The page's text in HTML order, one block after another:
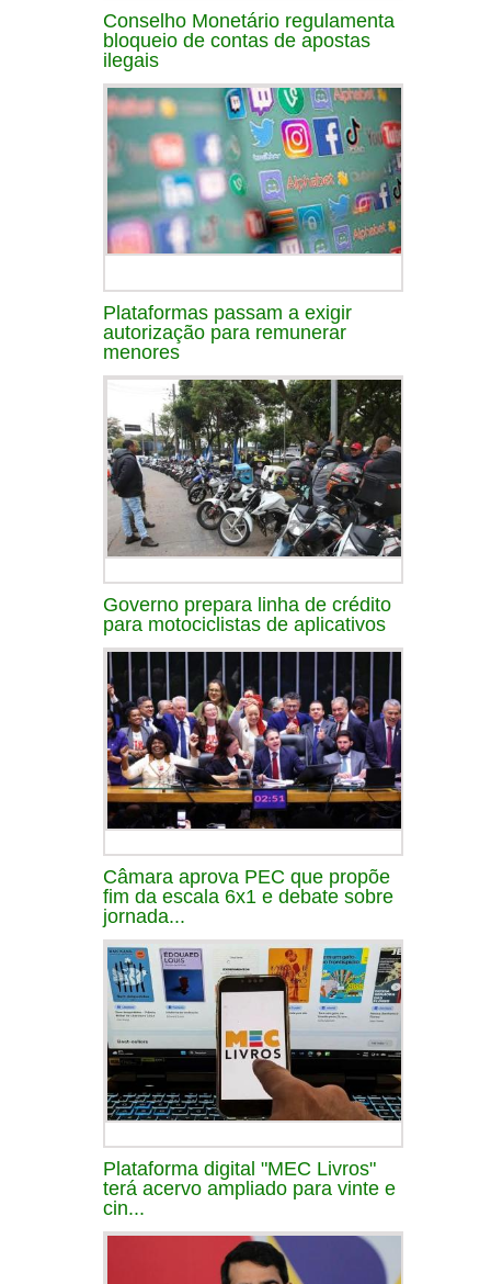
Conselho Monetário regulamenta
bloqueio de contas de apostas
ilegais
Plataformas passam a exigir
autorização para remunerar
menores
Governo prepara linha de crédito
para motociclistas de aplicativos
Câmara aprova PEC que propõe
fim da escala 6x1 e debate sobre
jornada...
Plataforma digital "MEC Livros"
terá acervo ampliado para vinte e
cin...